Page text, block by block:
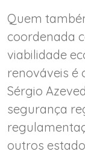
Quem
coordenada
viabilidade
renováveis é
Sérgio
segurança
outros